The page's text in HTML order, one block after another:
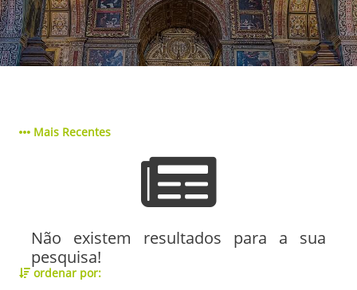
Mais Recentes
Não existem resultados para a sua
pesquisa!
ordenar por: